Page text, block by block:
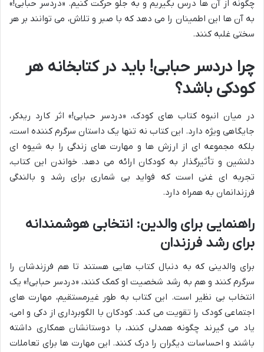
چگونه از آن ها درس بگیریم و به جلو حرکت کنیم. «دردسر حبابی!»
به آن ها این اطمینان را می دهد که با صبر و تلاش، می توانند بر هر
سختی غلبه کنند.
چرا دردسر حبابی! باید در کتابخانه هر
کودکی باشد؟
در میان انبوه کتاب های کودک، «دردسر حبابی!» اثر کارد ریدکر،
جایگاهی ویژه دارد. این کتاب نه تنها یک داستان سرگرم کننده است،
بلکه مجموعه ای از ارزش ها و مهارت های زندگی را به شیوه ای
دلنشین و تأثیرگذار به کودکان ارائه می دهد. خواندن این کتاب،
تجربه ای غنی است که فواید بی شماری برای رشد و بالندگی
فرزندانمان به همراه دارد.
راهنمایی برای والدین: انتخابی هوشمندانه
برای رشد فرزندان
برای والدینی که به دنبال کتاب هایی هستند تا هم فرزندشان را
سرگرم کنند و هم به رشد شخصیت او کمک کنند، «دردسر حبابی!» یک
انتخاب بی نظیر است. این کتاب به طور غیرمستقیم، مهارت های
اجتماعی کودک را تقویت می کند. کودکان با الگوبرداری از دکی و امی،
یاد می گیرند چگونه همدلی کنند، با دوستانشان همکاری داشته
باشند و احساسات دیگران را درک کنند. این مهارت ها برای تعاملات